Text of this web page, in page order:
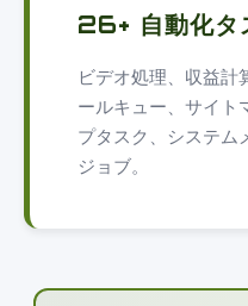
26+ 自動化タ
ビデオ処理、収益計
ールキュー、サイト
プタスク、システム
ジョブ。